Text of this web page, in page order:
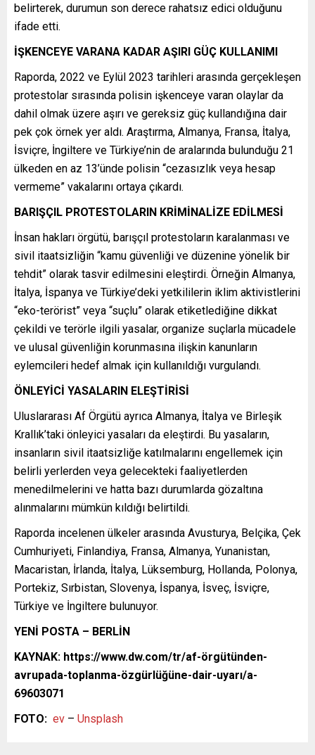
belirterek, durumun son derece rahatsız edici olduğunu
ifade etti.
İŞKENCEYE VARANA KADAR AŞIRI GÜÇ KULLANIMI
Raporda, 2022 ve Eylül 2023 tarihleri arasında gerçekleşen
protestolar sırasında polisin işkenceye varan olaylar da
dahil olmak üzere aşırı ve gereksiz güç kullandığına dair
pek çok örnek yer aldı. Araştırma, Almanya, Fransa, İtalya,
İsviçre, İngiltere ve Türkiye’nin de aralarında bulunduğu 21
ülkeden en az 13’ünde polisin “cezasızlık veya hesap
vermeme” vakalarını ortaya çıkardı.
BARIŞÇIL PROTESTOLARIN KRİMİNALİZE EDİLMESİ
İnsan hakları örgütü, barışçıl protestoların karalanması ve
sivil itaatsizliğin “kamu güvenliği ve düzenine yönelik bir
tehdit” olarak tasvir edilmesini eleştirdi. Örneğin Almanya,
İtalya, İspanya ve Türkiye’deki yetkililerin iklim aktivistlerini
“eko-terörist” veya “suçlu” olarak etiketlediğine dikkat
çekildi ve terörle ilgili yasalar, organize suçlarla mücadele
ve ulusal güvenliğin korunmasına ilişkin kanunların
eylemcileri hedef almak için kullanıldığı vurgulandı.
ÖNLEYİCİ YASALARIN ELEŞTİRİSİ
Uluslararası Af Örgütü ayrıca Almanya, İtalya ve Birleşik
Krallık’taki önleyici yasaları da eleştirdi. Bu yasaların,
insanların sivil itaatsizliğe katılmalarını engellemek için
belirli yerlerden veya gelecekteki faaliyetlerden
menedilmelerini ve hatta bazı durumlarda gözaltına
alınmalarını mümkün kıldığı belirtildi.
Raporda incelenen ülkeler arasında Avusturya, Belçika, Çek
Cumhuriyeti, Finlandiya, Fransa, Almanya, Yunanistan,
Macaristan, İrlanda, İtalya, Lüksemburg, Hollanda, Polonya,
Portekiz, Sırbistan, Slovenya, İspanya, İsveç, İsviçre,
Türkiye ve İngiltere bulunuyor.
YENİ POSTA – BERLİN
KAYNAK: https://www.dw.com/tr/af-örgütünden-
avrupada-toplanma-özgürlüğüne-dair-uyarı/a-
69603071
FOTO: ev – Unsplash